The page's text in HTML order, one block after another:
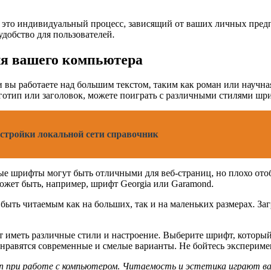
индивидуальный процесс, зависящий от ваших личных
для пользователей.
вашего компьютера
вы работаете над большим текстом, таким как роман или
или заголовок, можете поиграть с различными стилями
локальной сети справочник
шрифты могут быть отличными для веб-страниц, но плохо
быть, например, шрифт Georgia или Garamond.
читаемым как на больших, так и на маленьких размерах.
различные стили и настроение. Выберите шрифт,
современные и смелые варианты. Не бойтесь
работе с компьютером. Читаемость и эстетика играют